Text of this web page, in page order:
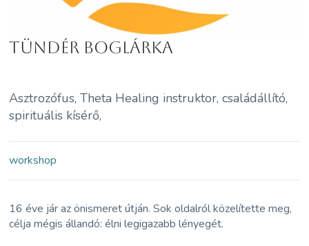
Tündér Boglárka
Asztrozófus, Theta Healing instruktor, családállító,
spirituális kísérő,
workshop
16 éve jár az önismeret útján. Sok oldalról közelítette meg,
célja mégis állandó: élni legigazabb lényegét.